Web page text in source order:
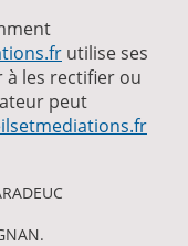
utilise ses
à les rectifier ou
peut